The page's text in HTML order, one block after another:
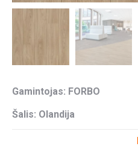
Gamintojas: FORBO
Šalis: Olandija